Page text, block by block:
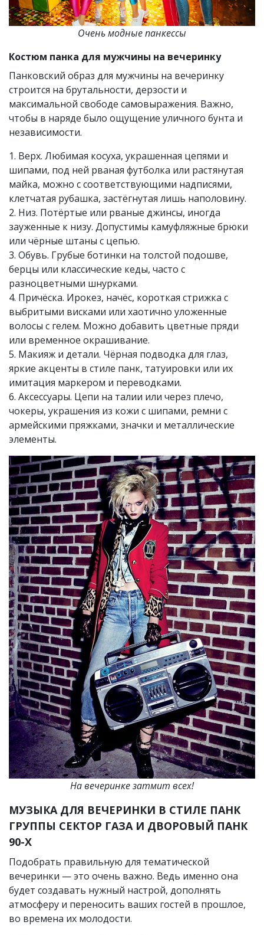
Очень модные панкессы
Костюм панка для мужчины на вечеринку
Панковский образ для мужчины на вечеринку
строится на брутальности, дерзости и
максимальной свободе самовыражения. Важно,
чтобы в наряде было ощущение уличного бунта и
независимости.
1. Верх. Любимая косуха, украшенная цепями и
шипами, под ней рваная футболка или растянутая
майка, можно с соответствующими надписями,
клетчатая рубашка, застёгнутая лишь наполовину.
2. Низ. Потёртые или рваные джинсы, иногда
зауженные к низу. Допустимы камуфляжные брюки
или чёрные штаны с цепью.
3. Обувь. Грубые ботинки на толстой подошве,
берцы или классические кеды, часто с
разноцветными шнурками.
4. Причёска. Ирокез, начёс, короткая стрижка с
выбритыми висками или хаотично уложенные
волосы с гелем. Можно добавить цветные пряди
или временное окрашивание.
5. Макияж и детали. Чёрная подводка для глаз,
яркие акценты в стиле панк, татуировки или их
имитация маркером и переводками.
6. Аксессуары. Цепи на талии или через плечо,
чокеры, украшения из кожи с шипами, ремни с
армейскими пряжками, значки и металлические
элементы.
На вечеринке затмит всех!
МУЗЫКА ДЛЯ ВЕЧЕРИНКИ В СТИЛЕ ПАНК
ГРУППЫ СЕКТОР ГАЗА И ДВОРОВЫЙ ПАНК
90-Х
Подобрать правильную для тематической
вечеринки — это очень важно. Ведь именно она
будет создавать нужный настрой, дополнять
атмосферу и переносить ваших гостей в прошлое,
во времена их молодости.